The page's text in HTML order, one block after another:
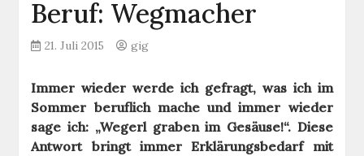
Beruf: Wegmacher
21. Juli 2015 gig
Immer wieder werde ich gefragt, was ich im
Sommer beruflich mache und immer wieder
sage ich: „Wegerl graben im Gesäuse!“. Diese
Antwort bringt immer Erklärungsbedarf mit